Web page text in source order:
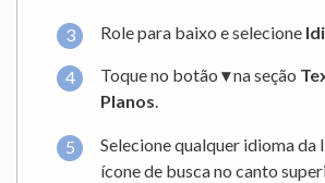
Role para baixo e selecione
Toque no botão ▾na seção
Planos.
Selecione qualquer idioma da
ícone de busca no canto